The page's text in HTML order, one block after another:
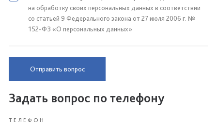
на обработку своих персональных данных в соответствии
со статьей 9 Федерального закона от 27 июля 2006 г. №
152-ФЗ «О персональных данных»
Отправить вопрос
Задать вопрос по телефону
ТЕЛЕФОН